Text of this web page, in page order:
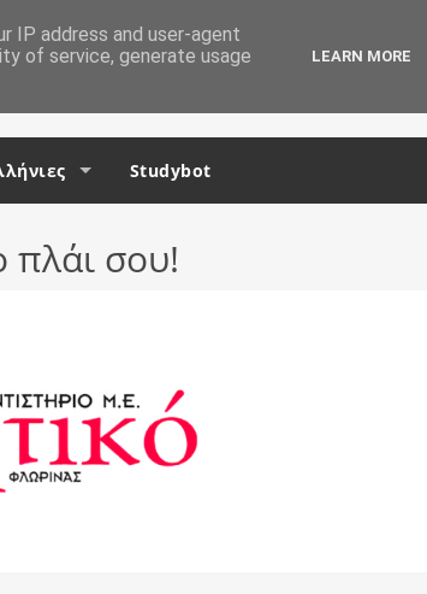
Studybot
πλάι σου!
IP address and user-agent
of service, generate usage
LEARN MORE